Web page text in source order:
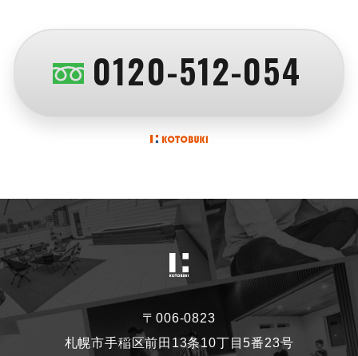
0120-512-054
〒006-0823
札幌市手稲区前田13条10丁目5番23号